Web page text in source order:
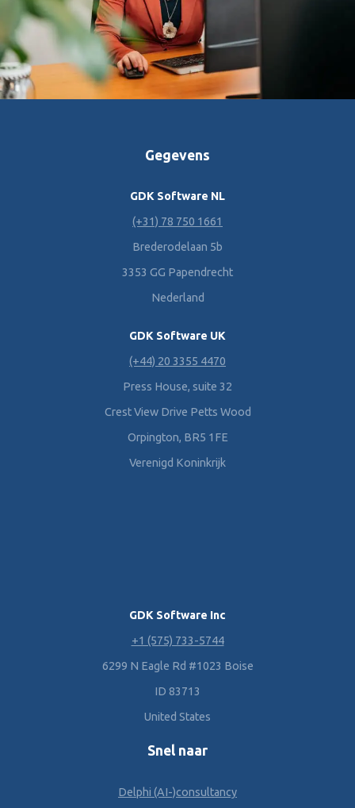
Gegevens
GDK Software NL
(+31) 78 750 1661
Brederodelaan 5b
3353 GG Papendrecht
Nederland
GDK Software UK
(+44) 20 3355 4470
Press House, suite 32
Crest View Drive Petts Wood
Orpington, BR5 1FE
Verenigd Koninkrijk
GDK Software Inc
+1 (575) 733-5744
6299 N Eagle Rd #1023 Boise
ID 83713
United States
Snel naar
Delphi (AI-)consultancy